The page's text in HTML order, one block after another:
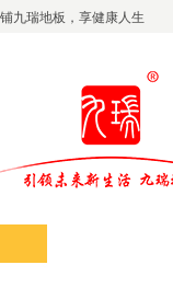
铺九瑞地板，享健康人生